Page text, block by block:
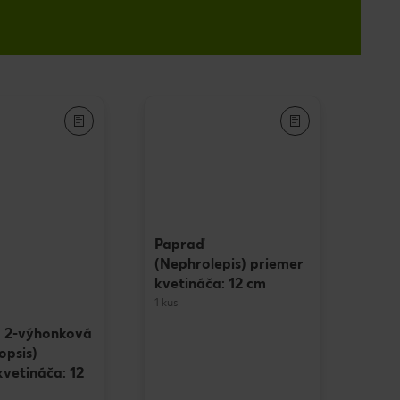
2-výhonková
12
Papraď
(Nephrolepis) priemer
kvetináča: 12 cm
1 kus